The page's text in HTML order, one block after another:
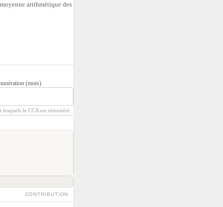
arithmétique des
(mois)
lesquels le CCA est rémunéré
CONTRIBUTION